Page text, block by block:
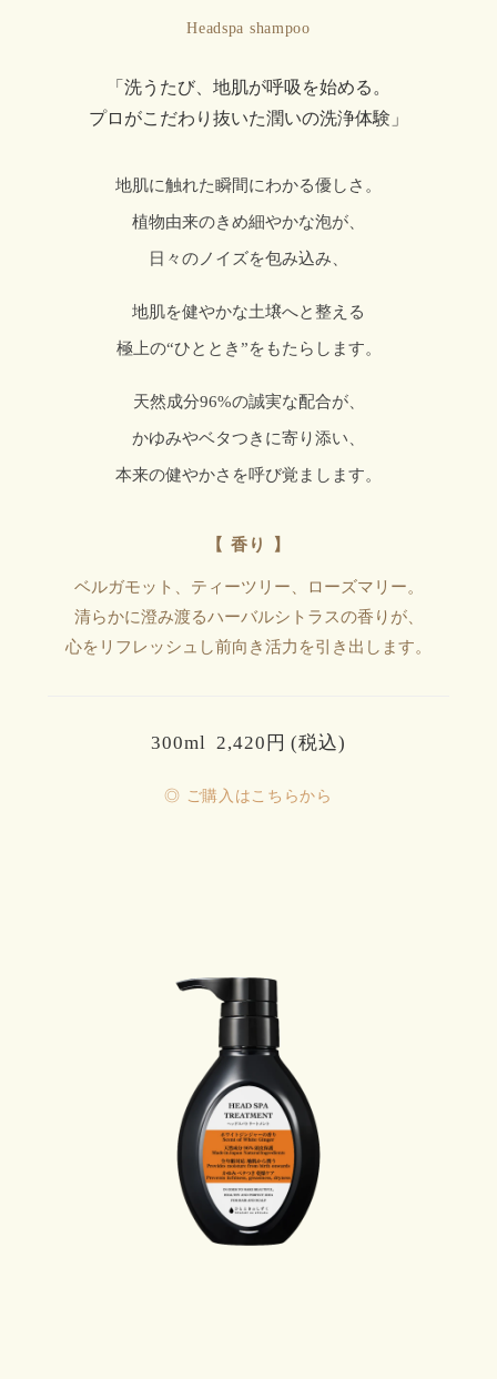
Headspa shampoo
「洗うたび、地肌が呼吸を始める。
プロがこだわり抜いた潤いの洗浄体験」
地肌に触れた瞬間にわかる優しさ。
植物由来のきめ細やかな泡が、
日々のノイズを包み込み、
地肌を健やかな土壌へと整える
極上の“ひととき”をもたらします。
天然成分96%の誠実な配合が、
かゆみやベタつきに寄り添い、
本来の健やかさを呼び覚まします。
【 香り 】
ベルガモット、ティーツリー、ローズマリー。
清らかに澄み渡るハーバルシトラスの香りが、
心をリフレッシュし前向き活力を引き出します。
300ml 2,420円 (税込)
◎ ご購入はこちらから